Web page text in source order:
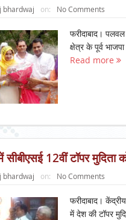
bhardwaj on: No Comments
फरीदाबाद।
क्षेत्र के पूर्व
Read more
सीबीएसई 12वीं टॉपर मुदिता
bhardwaj on: No Comments
फरीदाबाद।
में देश की टॉपर